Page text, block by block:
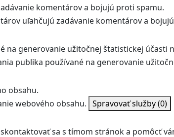
komentárov a bojujú proti spamu.
uľahčujú zadávanie komentárov a
na generovanie užitočnej štatistickej účasti
publika používané na generovanie
obsahu.
webového obsahu. Spravovať služby(0)
sa s tímom stránok a pomôcť